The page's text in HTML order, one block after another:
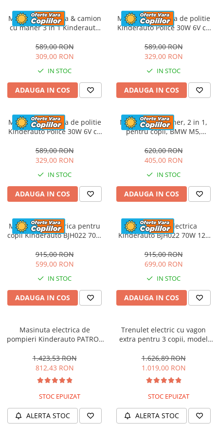
Masinuta electrica & camion
cu maner 3 in 1 Kinderauto
tapitat, music player
589,00 RON
309,00 RON
IN STOC
ADAUGA IN COS
Masinuta electrica de politie
Kinderauto Police 30W 6V cu
bluetooth, culoare Alb
589,00 RON
329,00 RON
IN STOC
ADAUGA IN COS
Masinuta electrica de politie
Kinderauto Police 30W 6V cu
bluetooth, culoare Rosu
589,00 RON
329,00 RON
IN STOC
ADAUGA IN COS
Masinuta cu maner, 2 in 1,
pentru copii, BMW M5,
620,00 RON
405,00 RON
IN STOC
ADAUGA IN COS
Motocicleta electrica pentru
copii Kinderauto BJH022 70W
915,00 RON
599,00 RON
IN STOC
ADAUGA IN COS
Motocicleta electrica
Kinderauto BJH022 70W 12V
culoare Rosie
915,00 RON
699,00 RON
IN STOC
ADAUGA IN COS
Masinuta electrica de
pompieri Kinderauto PATROL
1.423,53 RON
812,43 RON
STOC EPUIZAT
ALERTA STOC
Trenulet electric cu vagon
extra pentru 3 copii, model
music player, albastru
1.626,89 RON
1.019,00 RON
STOC EPUIZAT
ALERTA STOC